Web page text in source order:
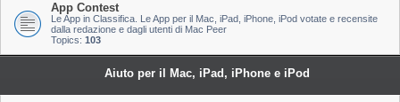
App Contest
Le App in Classifica. Le App per il Mac, iPad, iPhone, iPod votate e recensite
dalla redazione e dagli utenti di Mac Peer
Topics: 103
Aiuto per il Mac, iPad, iPhone e iPod